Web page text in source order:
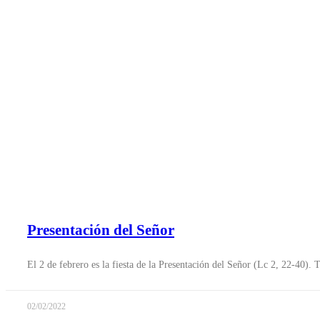
Presentación del Señor
El 2 de febrero es la fiesta de la Presentación del Señor (Lc 2, 22-40).
02/02/2022